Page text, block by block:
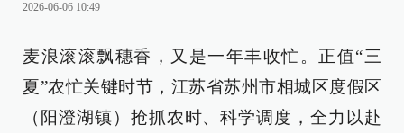
2026-06-06 10:49
麦浪滚滚飘穗香，又是一年丰收忙。正值“三
夏”农忙关键时节，江苏省苏州市相城区度假区
（阳澄湖镇）抢抓农时、科学调度，全力以赴